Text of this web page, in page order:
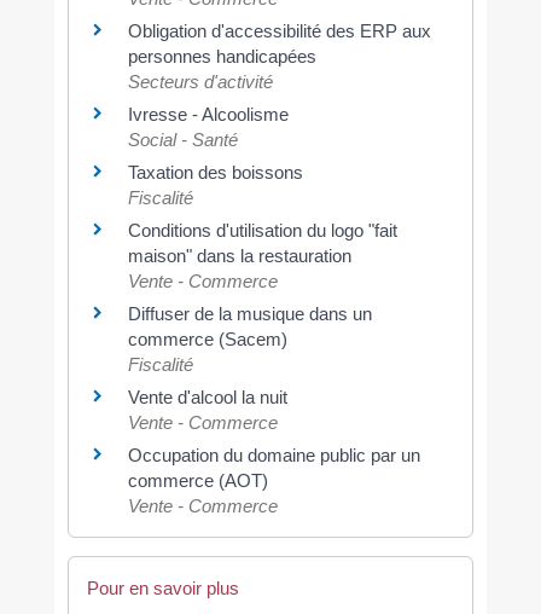
Obligation d'accessibilité des ERP aux
personnes handicapées
Secteurs d'activité
Ivresse - Alcoolisme
Social - Santé
Taxation des boissons
Fiscalité
Conditions d'utilisation du logo "fait
maison" dans la restauration
Vente - Commerce
Diffuser de la musique dans un
commerce (Sacem)
Fiscalité
Vente d'alcool la nuit
Vente - Commerce
Occupation du domaine public par un
commerce (AOT)
Vente - Commerce
Pour en savoir plus